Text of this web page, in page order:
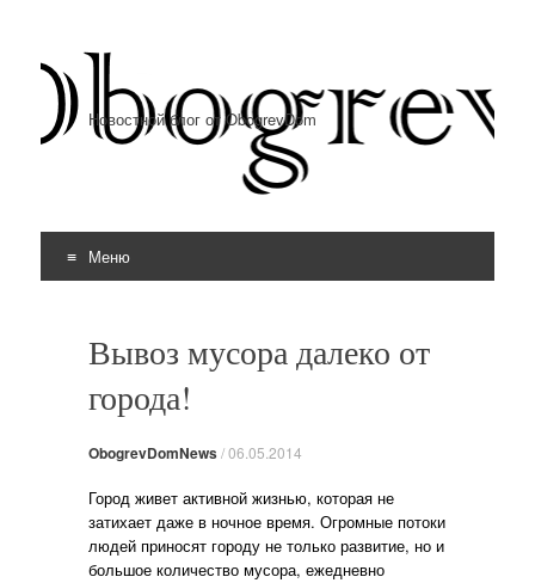
Новостной блог от ObogrevDom
Меню
Вывоз мусора далеко от
города!
ObogrevDomNews/06.05.2014
Город живет активной жизнью, которая не
затихает даже в ночное время. Огромные потоки
людей приносят городу не только развитие, но и
большое количество мусора, ежедневно